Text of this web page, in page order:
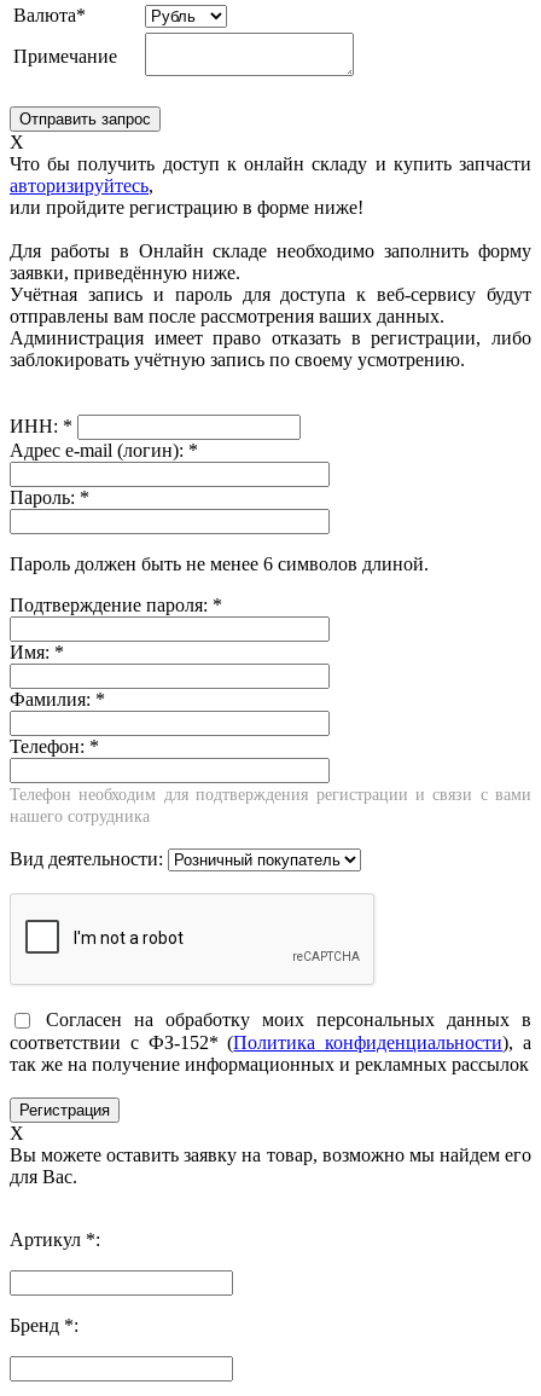
Валюта*
Примечание
X
Что бы получить доступ к онлайн складу и купить запчасти
авторизируйтесь,
или пройдите регистрацию в форме ниже!
Для работы в Онлайн складе необходимо заполнить форму
заявки, приведённую ниже.
Учётная запись и пароль для доступа к веб-сервису будут
отправлены вам после рассмотрения ваших данных.
Администрация имеет право отказать в регистрации, либо
заблокировать учётную запись по своему усмотрению.
ИНН: *
Адрес e-mail (логин): *
Пароль: *
Пароль должен быть не менее 6 символов длиной.
Подтверждение пароля: *
Имя: *
Фамилия: *
Телефон: *
Телефон необходим для подтверждения регистрации и связи с вами
нашего сотрудника
Вид деятельности:
Согласен на обработку моих персональных данных в
соответствии с ФЗ-152* (Политика конфиденциальности), а
так же на получение информационных и рекламных рассылок
X
Вы можете оставить заявку на товар, возможно мы найдем его
для Вас.
Артикул *:
Бренд *: